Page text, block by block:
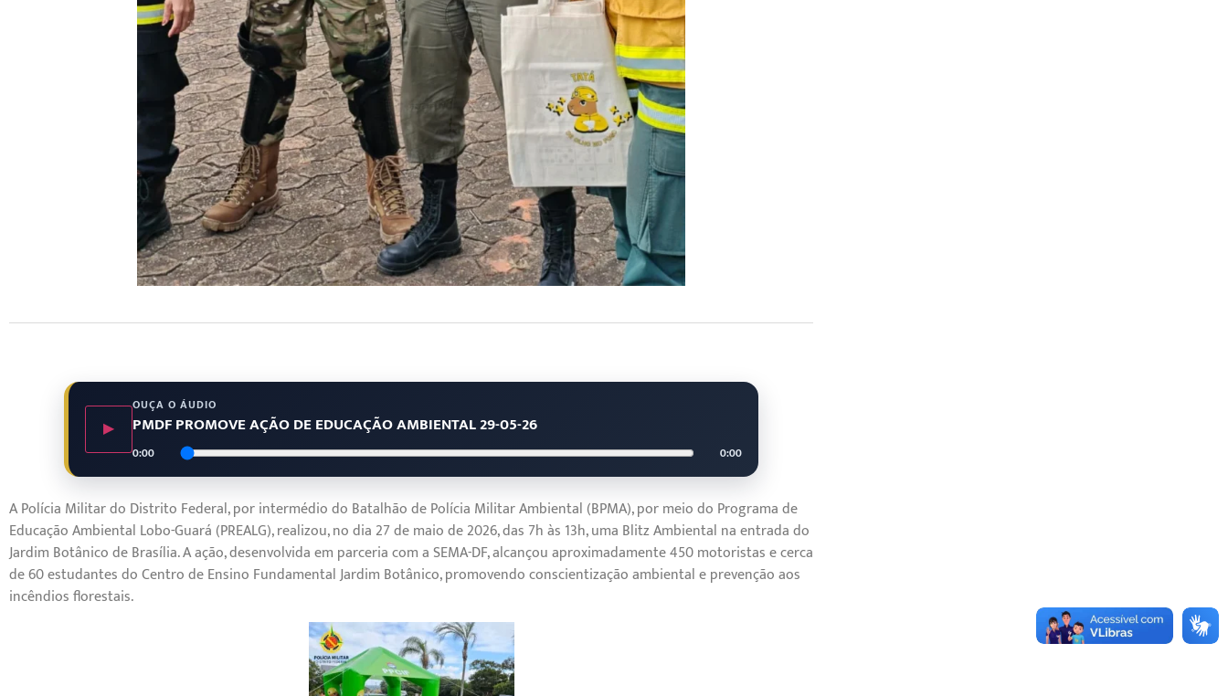
▶
OUÇA O ÁUDIO
PMDF PROMOVE AÇÃO DE EDUCAÇÃO AMBIENTAL 29-05-26
0:00 0:00
A Polícia Militar do Distrito Federal, por intermédio do Batalhão de Polícia Militar Ambiental (BPMA), por meio do Programa de
Educação Ambiental Lobo-Guará (PREALG), realizou, no dia 27 de maio de 2026, das 7h às 13h, uma Blitz Ambiental na entrada do
Jardim Botânico de Brasília. A ação, desenvolvida em parceria com a SEMA-DF, alcançou aproximadamente 450 motoristas e cerca
de 60 estudantes do Centro de Ensino Fundamental Jardim Botânico, promovendo conscientização ambiental e prevenção aos
incêndios florestais.